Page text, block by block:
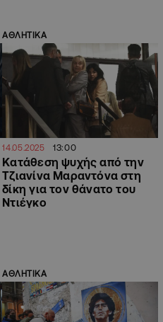
ΑΘΛΗΤΙΚΑ
14.05.2025 13:00
Κατάθεση ψυχής από την
Τζιανίνα Μαραντόνα στη
δίκη για τον θάνατο του
Ντιέγκο
ΑΘΛΗΤΙΚΑ